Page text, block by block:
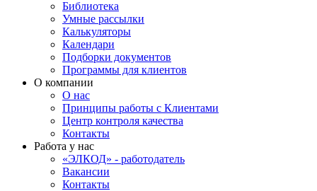
Библиотека
Умные рассылки
Калькуляторы
Календари
Подборки документов
Программы для клиентов
О компании
О нас
Принципы работы с Клиентами
Центр контроля качества
Контакты
Работа у нас
«ЭЛКОД» - работодатель
Вакансии
Контакты